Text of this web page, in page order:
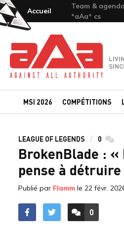
Accueil
Team & agenda
*aAa* cs
Team-aAa - against All authority
MSI 2026 COMPÉTITIONS
LEAGUE OF LEGENDS 0
BrokenBlade : «
pense à
Publié par Flamm le 22 févr.
ACCÉDER
0